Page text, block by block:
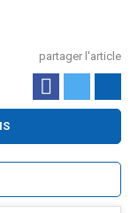
partager l'article